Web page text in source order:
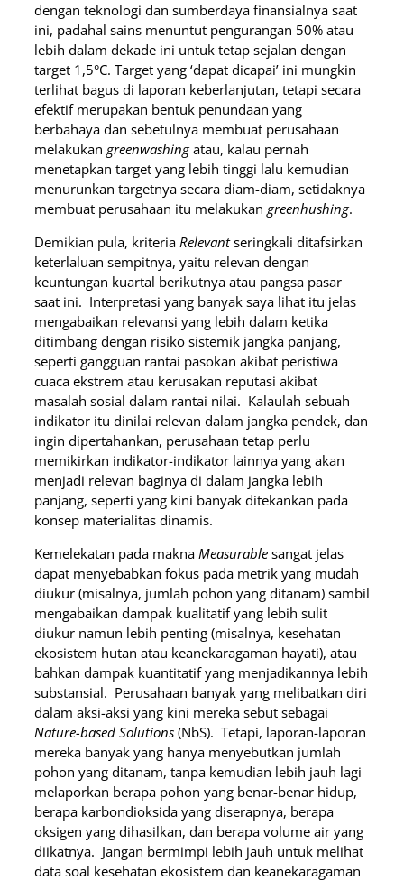
dengan teknologi dan sumberdaya finansialnya saat
ini, padahal sains menuntut pengurangan 50% atau
lebih dalam dekade ini untuk tetap sejalan dengan
target 1,5°C. Target yang ‘dapat dicapai’ ini mungkin
terlihat bagus di laporan keberlanjutan, tetapi secara
efektif merupakan bentuk penundaan yang
berbahaya dan sebetulnya membuat perusahaan
melakukan greenwashingatau, kalau pernah
menetapkan target yang lebih tinggi lalu kemudian
menurunkan targetnya secara diam-diam, setidaknya
membuat perusahaan itu melakukan greenhushing.
Demikian pula, kriteria Relevantseringkali ditafsirkan
keterlaluan sempitnya, yaitu relevan dengan
keuntungan kuartal berikutnya atau pangsa pasar
saat ini. Interpretasi yang banyak saya lihat itu jelas
mengabaikan relevansi yang lebih dalam ketika
ditimbang dengan risiko sistemik jangka panjang,
seperti gangguan rantai pasokan akibat peristiwa
cuaca ekstrem atau kerusakan reputasi akibat
masalah sosial dalam rantai nilai. Kalaulah sebuah
indikator itu dinilai relevan dalam jangka pendek, dan
ingin dipertahankan, perusahaan tetap perlu
memikirkan indikator-indikator lainnya yang akan
menjadi relevan baginya di dalam jangka lebih
panjang, seperti yang kini banyak ditekankan pada
konsep materialitas dinamis.
Kemelekatan pada makna Measurable sangat jelas
dapat menyebabkan fokus pada metrik yang mudah
diukur (misalnya, jumlah pohon yang ditanam) sambil
mengabaikan dampak kualitatif yang lebih sulit
diukur namun lebih penting (misalnya, kesehatan
ekosistem hutan atau keanekaragaman hayati), atau
bahkan dampak kuantitatif yang menjadikannya lebih
substansial. Perusahaan banyak yang melibatkan diri
dalam aksi-aksi yang kini mereka sebut sebagai
Nature-based Solutions (NbS). Tetapi, laporan-laporan
mereka banyak yang hanya menyebutkan jumlah
pohon yang ditanam, tanpa kemudian lebih jauh lagi
melaporkan berapa pohon yang benar-benar hidup,
berapa karbondioksida yang diserapnya, berapa
oksigen yang dihasilkan, dan berapa volume air yang
diikatnya. Jangan bermimpi lebih jauh untuk melihat
data soal kesehatan ekosistem dan keanekaragaman